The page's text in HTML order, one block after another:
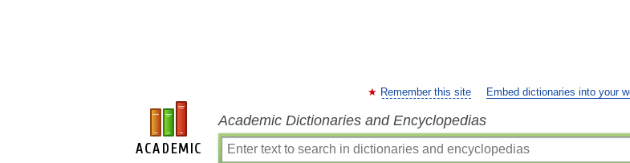
Remember this site Embed dictionaries into your
Academic Dictionaries and Encyclopedias